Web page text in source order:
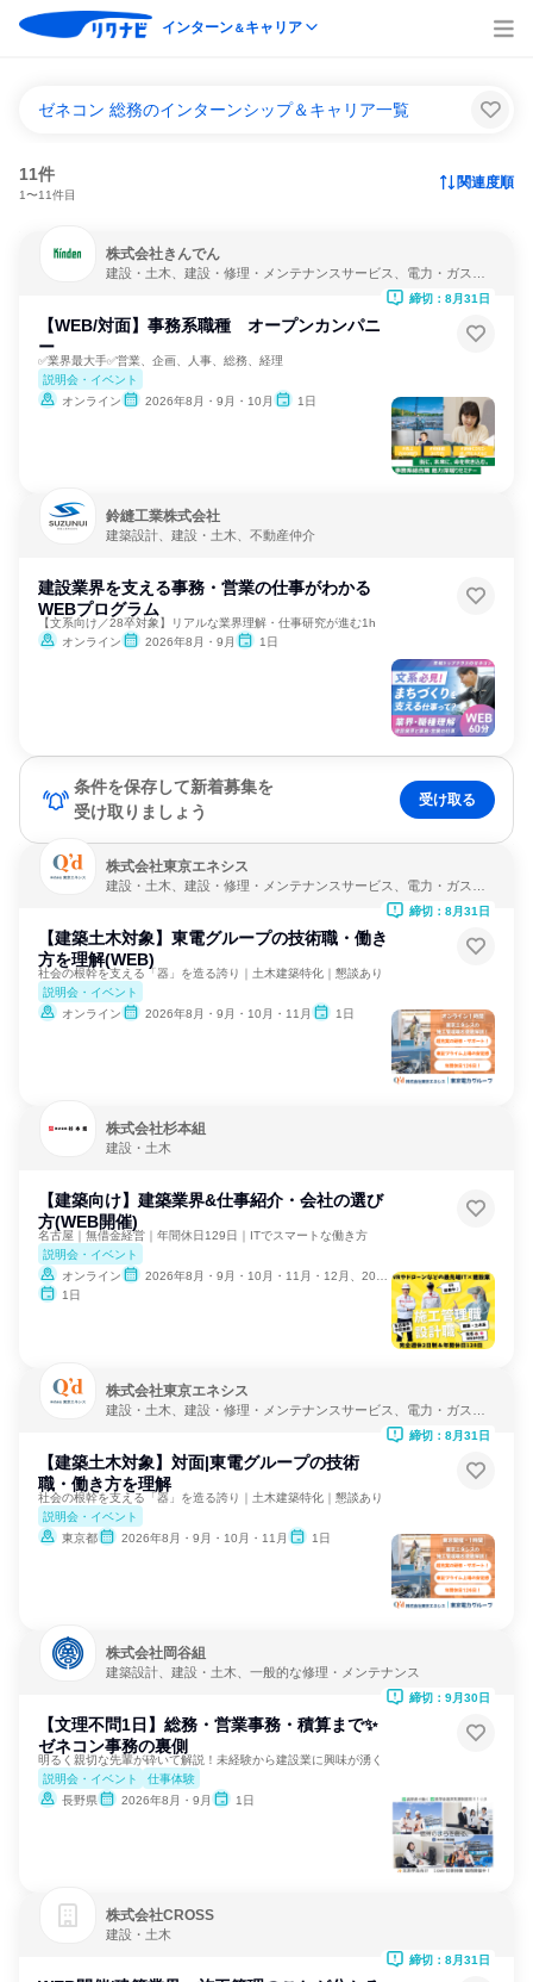
インターン＆キャリア
ゼネコン 総務のインターンシップ＆キャリア一覧
11件
1〜11件目
関連度順
株式会社きんでん
建設・土木、建設・修理・メンテナンスサービス、電力・ガス・
【WEB/対面】事務系職種 オープンカンパニ
ー
✅業界最大手✅営業、企画、人事、総務、経理
説明会・イベント
オンライン
2026年8月・9月・10月 1日
締切：8月31日
鈴縫工業株式会社
建築設計、建設・土木、不動産仲介
建設業界を支える事務・営業の仕事がわかる
WEBプログラム
【文系向け／28卒対象】リアルな業界理解・仕事研究が進む1h
オンライン
2026年8月・9月 1日
条件を保存して新着募集を
受け取りましょう
受け取る
株式会社東京エネシス
建設・土木、建設・修理・メンテナンスサービス、電力・ガス・
【建築土木対象】東電グループの技術職・働き
方を理解(WEB)
社会の根幹を支える「器」を造る誇り｜土木建築特化｜懇談あり
説明会・イベント
オンライン
2026年8月・9月・10月・11月 1日
締切：8月31日
株式会社杉本組
建設・土木
【建築向け】建築業界&仕事紹介・会社の選び
方(WEB開催)
名古屋｜無借金経営｜年間休日129日｜ITでスマートな働き方
説明会・イベント
オンライン
2026年8月・9月・10月・11月・12月、2027年1月
1日
株式会社東京エネシス
建設・土木、建設・修理・メンテナンスサービス、電力・ガス・
【建築土木対象】対面|東電グループの技術
職・働き方を理解
社会の根幹を支える「器」を造る誇り｜土木建築特化｜懇談あり
説明会・イベント
東京都
2026年8月・9月・10月・11月 1日
締切：8月31日
株式会社岡谷組
建築設計、建設・土木、一般的な修理・メンテナンス
【文理不問1日】総務・営業事務・積算まで✨
ゼネコン事務の裏側
明るく親切な先輩が砕いて解説！未経験から建設業に興味が湧く
説明会・イベント
仕事体験
長野県
2026年8月・9月 1日
締切：9月30日
株式会社CROSS
建設・土木
締切：8月31日